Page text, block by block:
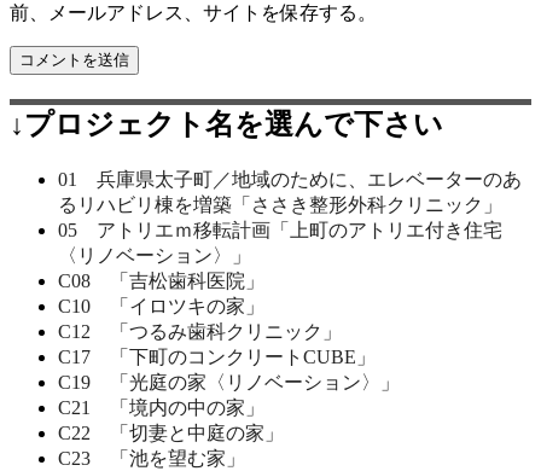
前、メールアドレス、サイトを保存する。
↓プロジェクト名を選んで下さい
01 兵庫県太子町／地域のために、エレベーターのあ
るリハビリ棟を増築「ささき整形外科クリニック」
05 アトリエｍ移転計画「上町のアトリエ付き住宅
〈リノベーション〉」
C08 「吉松歯科医院」
C10 「イロツキの家」
C12 「つるみ歯科クリニック」
C17 「下町のコンクリートCUBE」
C19 「光庭の家〈リノベーション〉」
C21 「境内の中の家」
C22 「切妻と中庭の家」
C23 「池を望む家」